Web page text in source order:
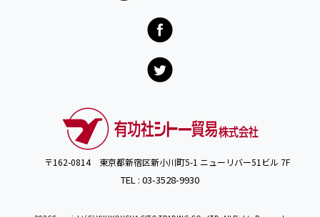
〒162-0814 東京都新宿区新小川町5-1 ニューリバー51ビル 7F
TEL : 03-3528-9930